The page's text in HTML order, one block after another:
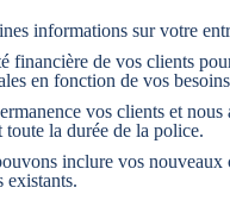
informations sur votre
financière de vos clients
en fonction de vos
vos clients et nous
toute la durée de la police.
inclure vos
existants.